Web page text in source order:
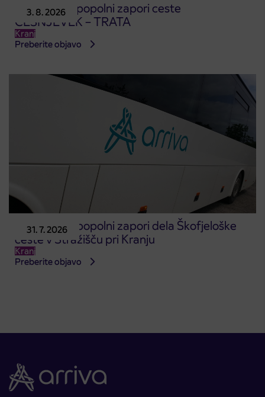
3. 8. 2026
Obvestilo o popolni zapori ceste
ČEŠNJEVEK – TRATA
Kranj
Preberite objavo
31. 7. 2026
Obvestilo o popolni zapori dela Škofjeloške
ceste v Stražišču pri Kranju
Kranj
Preberite objavo